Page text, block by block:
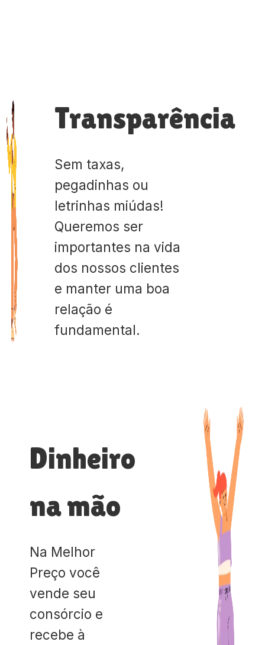
Transparência
Sem taxas,
pegadinhas ou
letrinhas miúdas!
Queremos ser
importantes na vida
dos nossos clientes
e manter uma boa
relação é
fundamental.
Dinheiro
na mão
Na Melhor
Preço você
vende seu
consórcio e
recebe à